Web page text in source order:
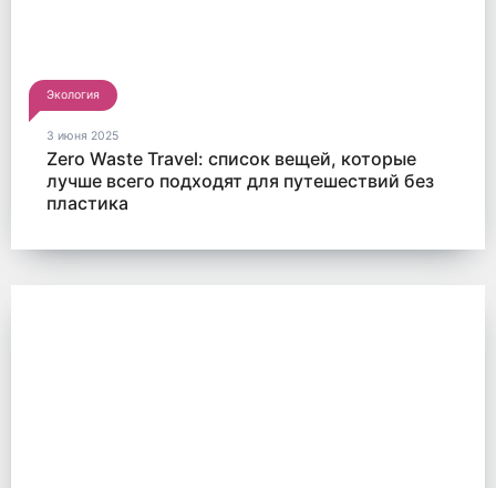
Экология
3 июня 2025
Zero Waste Travel: список вещей, которые
лучше всего подходят для путешествий без
пластика